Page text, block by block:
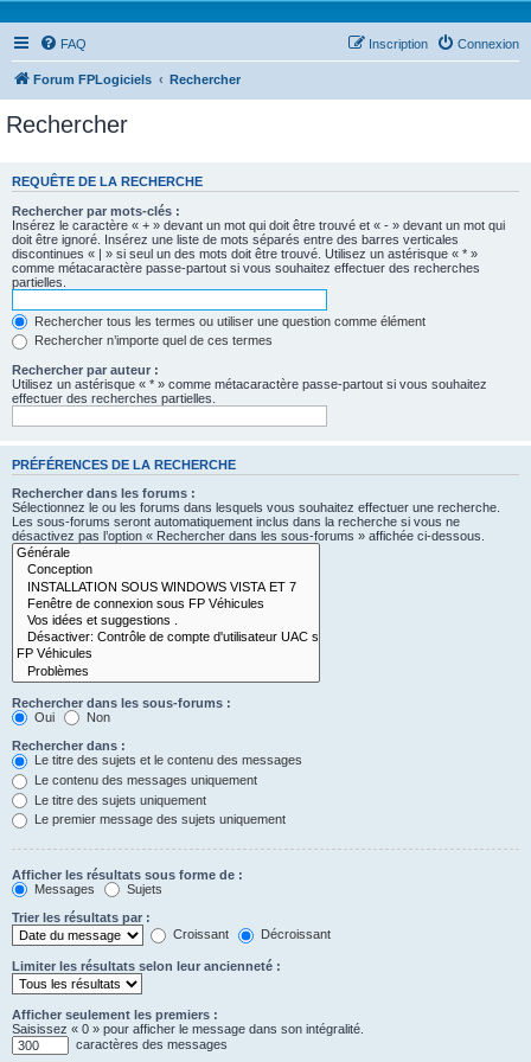
FAQ Connexion
Inscription
Forum FPLogiciels Rechercher
Rechercher
REQUÊTE DE LA RECHERCHE
Rechercher par mots-clés :
Insérez le caractère « + » devant un mot qui doit être trouvé et « - » devant un mot qui
doit être ignoré. Insérez une liste de mots séparés entre des barres verticales
discontinues « | » si seul un des mots doit être trouvé. Utilisez un astérisque « * »
comme métacaractère passe-partout si vous souhaitez effectuer des recherches
partielles.
Rechercher tous les termes ou utiliser une question comme élément
Rechercher n’importe quel de ces termes
Rechercher par auteur :
Utilisez un astérisque « * » comme métacaractère passe-partout si vous souhaitez
effectuer des recherches partielles.
PRÉFÉRENCES DE LA RECHERCHE
Rechercher dans les forums :
Sélectionnez le ou les forums dans lesquels vous souhaitez effectuer une recherche.
Les sous-forums seront automatiquement inclus dans la recherche si vous ne
désactivez pas l’option « Rechercher dans les sous-forums » affichée ci-dessous.
Rechercher dans les sous-forums :
Oui
Non
Rechercher dans :
Le titre des sujets et le contenu des messages
Le contenu des messages uniquement
Le titre des sujets uniquement
Le premier message des sujets uniquement
Afficher les résultats sous forme de :
Messages
Sujets
Trier les résultats par :
Croissant
Décroissant
Limiter les résultats selon leur ancienneté :
Afficher seulement les premiers :
Saisissez « 0 » pour afficher le message dans son intégralité.
caractères des messages